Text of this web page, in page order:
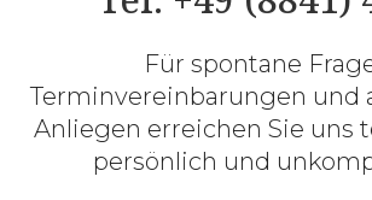
Für spontane
Terminvereinbarungen und
Anliegen erreichen Sie uns
persönlich und